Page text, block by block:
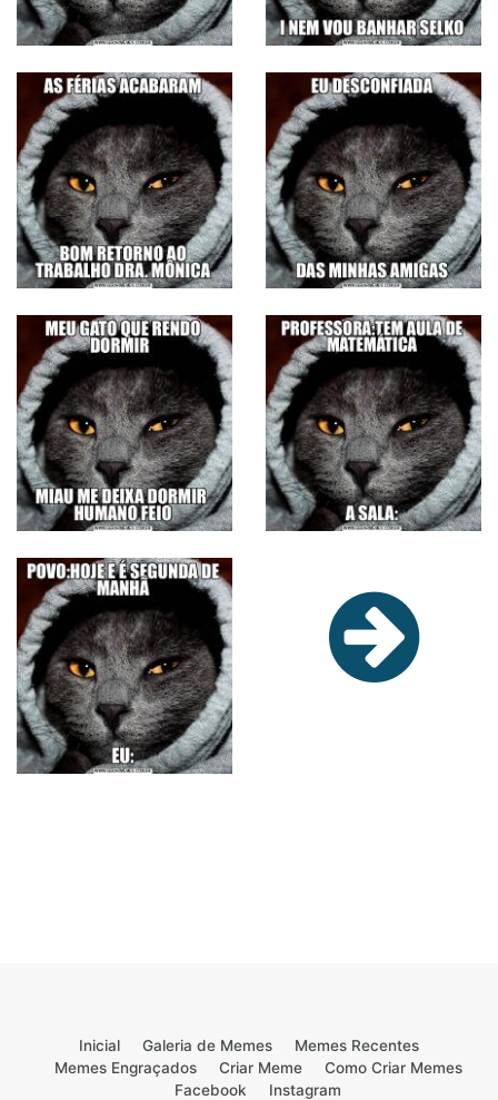
Inicial Galeria de Memes
Memes Recentes
Memes Engraçados
Criar Meme
Como Criar Memes
Facebook
Instagram